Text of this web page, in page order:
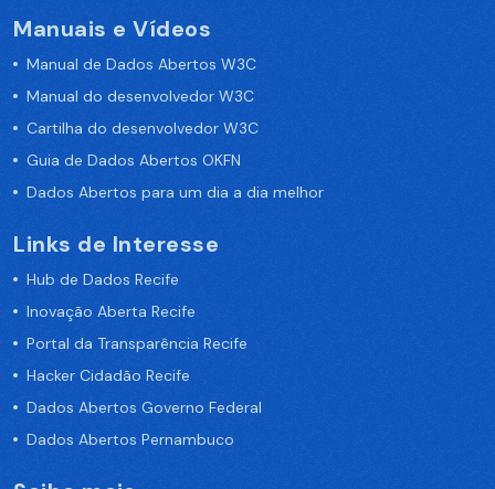
Manuais e Vídeos
Manual de Dados Abertos W3C
Manual do desenvolvedor W3C
Cartilha do desenvolvedor W3C
Guia de Dados Abertos OKFN
Dados Abertos para um dia a dia melhor
Links de Interesse
Hub de Dados Recife
Inovação Aberta Recife
Portal da Transparência Recife
Hacker Cidadão Recife
Dados Abertos Governo Federal
Dados Abertos Pernambuco